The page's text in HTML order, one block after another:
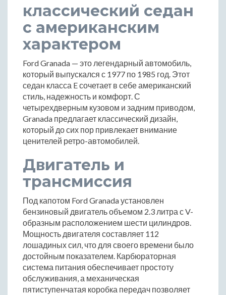
классический седан
с американским
характером
Ford Granada — это легендарный автомобиль,
который выпускался с 1977 по 1985 год. Этот
седан класса E сочетает в себе американский
стиль, надежность и комфорт. С
четырехдверным кузовом и задним приводом,
Granada предлагает классический дизайн,
который до сих пор привлекает внимание
ценителей ретро-автомобилей.
Двигатель и
трансмиссия
Под капотом Ford Granada установлен
бензиновый двигатель объемом 2.3 литра с V-
образным расположением шести цилиндров.
Мощность двигателя составляет 112
лошадиных сил, что для своего времени было
достойным показателем. Карбюраторная
система питания обеспечивает простоту
обслуживания, а механическая
пятиступенчатая коробка передач позволяет